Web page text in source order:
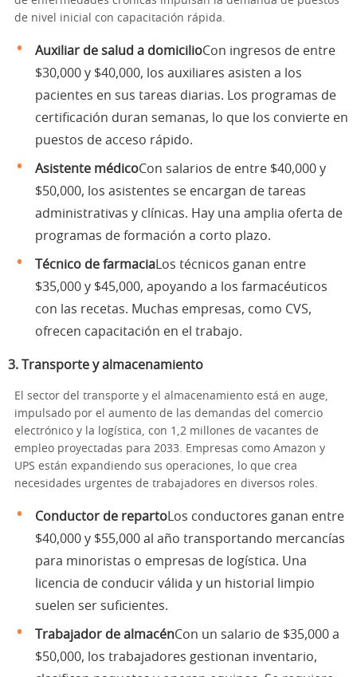
de nivel inicial con capacitación rápida.
Auxiliar de salud a domicilioCon ingresos de entre
$30,000 y $40,000, los auxiliares asisten a los
pacientes en sus tareas diarias. Los programas de
certificación duran semanas, lo que los convierte en
puestos de acceso rápido.
Asistente médicoCon salarios de entre $40,000 y
$50,000, los asistentes se encargan de tareas
administrativas y clínicas. Hay una amplia oferta de
programas de formación a corto plazo.
Técnico de farmacia Los técnicos ganan entre
$35,000 y $45,000, apoyando a los farmacéuticos
con las recetas. Muchas empresas, como CVS,
ofrecen capacitación en el trabajo.
3. Transporte y almacenamiento
El sector del transporte y el almacenamiento está en auge,
impulsado por el aumento de las demandas del comercio
electrónico y la logística, con 1,2 millones de vacantes de
empleo proyectadas para 2033. Empresas como Amazon y
UPS están expandiendo sus operaciones, lo que crea
necesidades urgentes de trabajadores en diversos roles.
Conductor de reparto Los conductores ganan entre
$40,000 y $55,000 al año transportando mercancías
para minoristas o empresas de logística. Una
licencia de conducir válida y un historial limpio
suelen ser suficientes.
Trabajador de almacénCon un salario de $35,000 a
$50,000, los trabajadores gestionan inventario,